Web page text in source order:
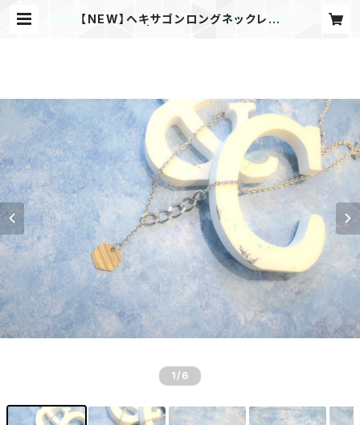
【NEW】ヘキサゴンロングネックレス
1 /6